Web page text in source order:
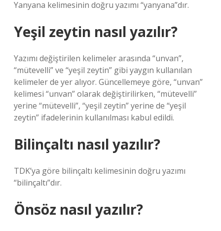
Yanyana kelimesinin doğru yazımı “yanyana”dır.
Yeşil zeytin nasıl yazılır?
Yazımı değiştirilen kelimeler arasında “unvan”,
“mütevelli” ve “yeşil zeytin” gibi yaygın kullanılan
kelimeler de yer alıyor. Güncellemeye göre, “unvan”
kelimesi “unvan” olarak değiştirilirken, “mütevelli”
yerine “mütevelli”, “yeşil zeytin” yerine de “yeşil
zeytin” ifadelerinin kullanılması kabul edildi.
Bilinçaltı nasıl yazılır?
TDK’ya göre bilinçaltı kelimesinin doğru yazımı
“bilinçaltı”dır.
Önsöz nasıl yazılır?